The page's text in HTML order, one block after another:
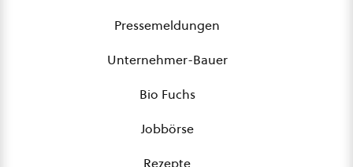
Pressemeldungen
Unternehmer-Bauer
Bio Fuchs
Jobbörse
Rezepte